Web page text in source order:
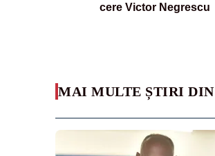
cere Victor Negrescu
MAI MULTE ȘTIRI DIN